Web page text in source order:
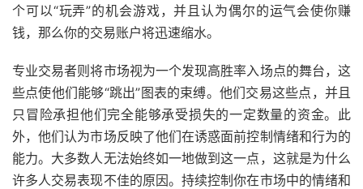
个可以“玩弄”的机会游戏，并且认为偶尔的运气会使你赚
钱，那么你的交易账户将迅速缩水。
专业交易者则将市场视为一个发现高胜率入场点的舞台，这
些点使他们能够“跳出”图表的束缚。他们交易这些点，并且
只冒险承担他们完全能够承受损失的一定数量的资金。此
外，他们认为市场反映了他们在诱惑面前控制情绪和行为的
能力。大多数人无法始终如一地做到这一点，这就是为什么
许多人交易表现不佳的原因。持续控制你在市场中的情绪和